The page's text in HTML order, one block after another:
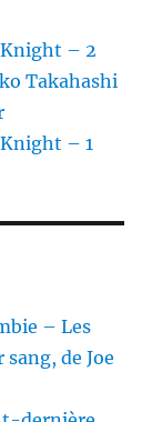
– 2
Takahashi
– 1
– Les
sang, de Joe